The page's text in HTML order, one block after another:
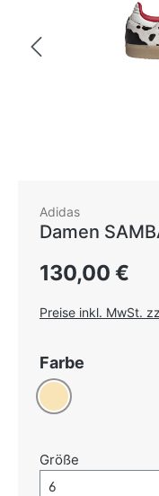
Adidas
Damen
Regulärer Preis:
130,00 €
Preise inkl. MwSt.
Farbe
Beige
Größe
Größe-Auswahl
6